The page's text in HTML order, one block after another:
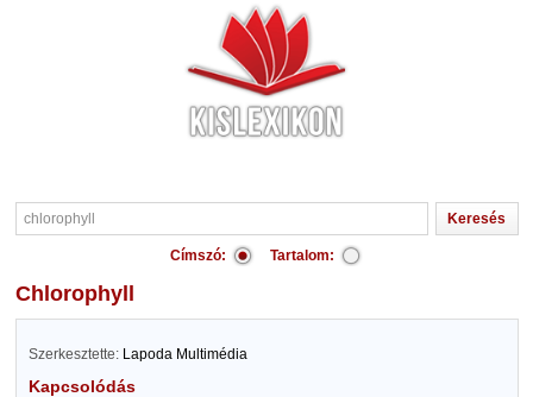
Címszó: Tartalom:
chlorophyll
Szerkesztette: Lapoda Multimédia
Kapcsolódás